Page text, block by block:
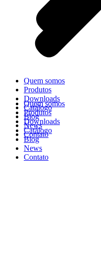
Quem somos
Produtos
Downloads
Catálogo
Blog
News
Contato
Quem somos
Produtos
Downloads
Catálogo
Blog
News
Contato